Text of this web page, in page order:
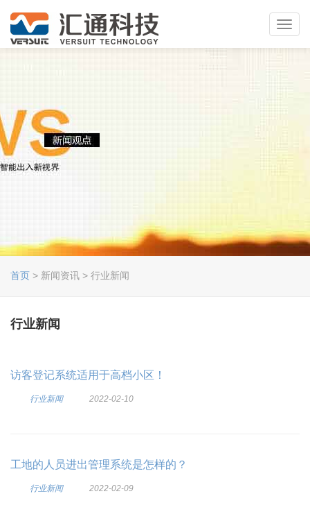
首页 > 新闻资讯 > 行业新闻
行业新闻
访客登记系统适用于高档小区！
行业新闻 2022-02-10
工地的人员进出管理系统是怎样的？
行业新闻 2022-02-09